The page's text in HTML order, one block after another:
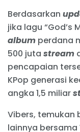
Berdasarkan
jika lagu “God’s
album perdana
500 juta stream
pencapaian
KPop generasi
angka 1,5 miliar
Vibers, temukan
lainnya bersama